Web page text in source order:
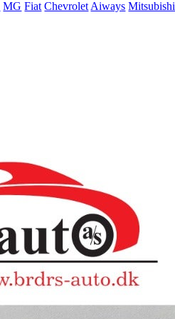
MG Fiat Chevrolet Aiways Mitsubishi